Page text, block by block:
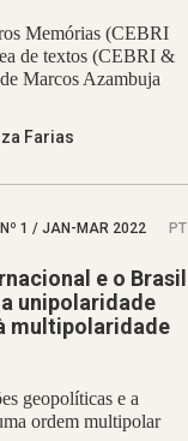
Memórias (CEBRI
de textos (CEBRI &
Marcos Azambuja
Farias
Nº 1 / JAN-MAR 2022 PT
e o Brasil
unipolaridade
multipolaridade
geopolíticas e a
ordem multipolar